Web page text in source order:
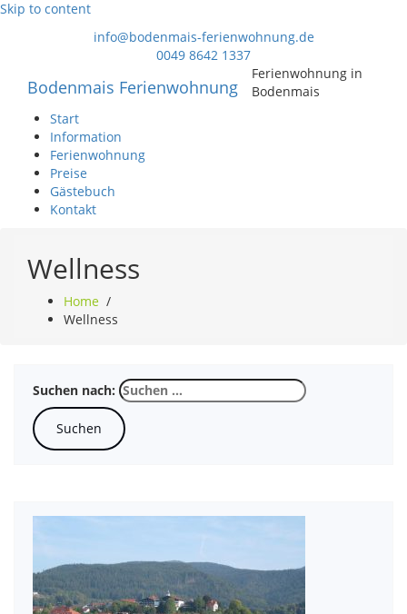
Skip to content
info@bodenmais-ferienwohnung.de
0049 8642 1337
Bodenmais Ferienwohnung
Ferienwohnung in
Bodenmais
Start
Information
Ferienwohnung
Preise
Gästebuch
Kontakt
Wellness
Home /
Wellness
Suchen nach: